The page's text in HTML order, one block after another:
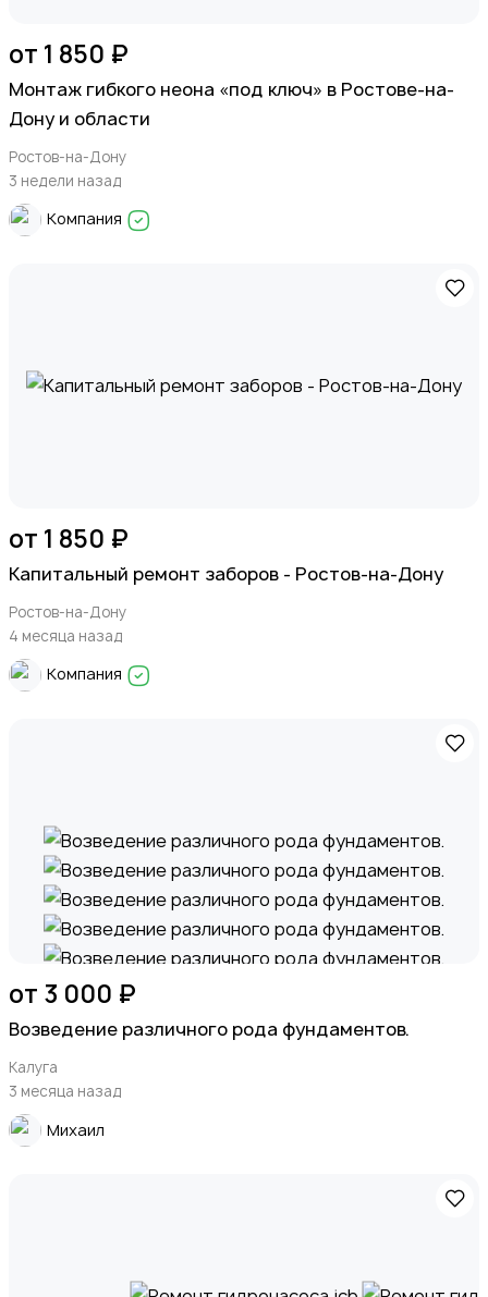
от 1 850 ₽
Монтаж гибкого неона «под ключ» в Ростове-на-
Дону и области
Ростов-на-Дону
3 недели назад
Компания
от 1 850 ₽
Капитальный ремонт заборов - Ростов-на-Дону
Ростов-на-Дону
4 месяца назад
Компания
от 3 000 ₽
Возведение различного рода фундаментов.
Калуга
3 месяца назад
Михаил